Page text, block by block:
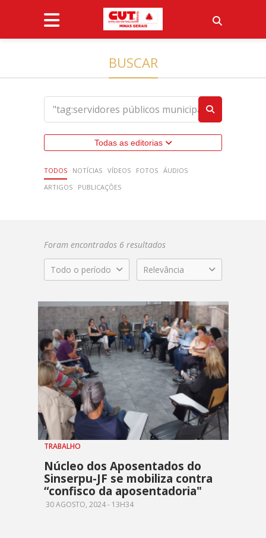
BUSCAR
Todas as editorias
TODOS NOTÍCIAS VÍDEOS FOTOS ÁUDIOS
ARTIGOS
PUBLICAÇÕES
Foram encontrados 6 resultados
Todo o período Relevância
TRABALHO
Núcleo dos Aposentados do
Sinserpu-JF se mobiliza contra
“confisco da aposentadoria"
30 AGOSTO, 2024 - 13H34